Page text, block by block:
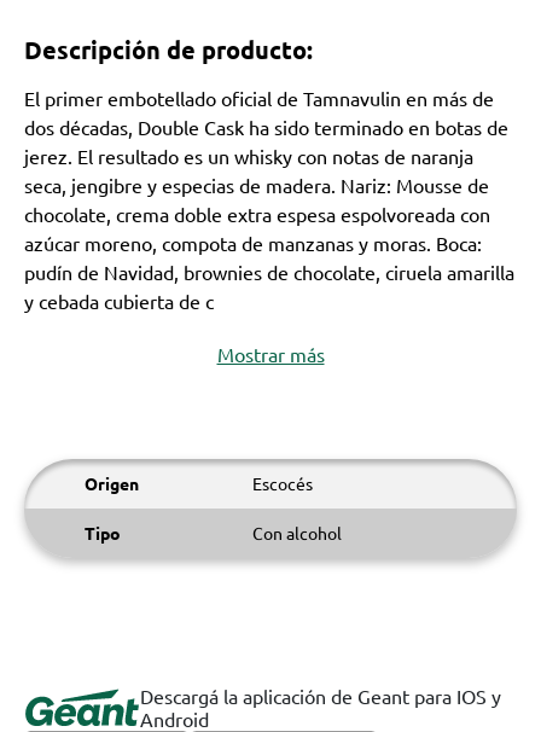
Descripción de producto:
El primer embotellado oficial de Tamnavulin en más de
dos décadas, Double Cask ha sido terminado en botas de
jerez. El resultado es un whisky con notas de naranja
seca, jengibre y especias de madera. Nariz: Mousse de
chocolate, crema doble extra espesa espolvoreada con
azúcar moreno, compota de manzanas y moras. Boca:
pudín de Navidad, brownies de chocolate, ciruela amarilla
y cebada cubierta de c
Mostrar más
Origen Escocés
Tipo Con alcohol
Descargá la aplicación de Geant para IOS y
Android